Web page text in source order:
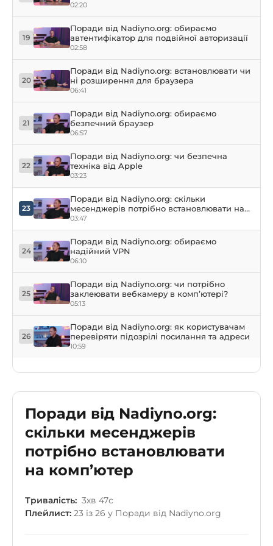
Поради від Nadiyno.org:
скільки месенджерів
потрібно встановлювати
на комп’ютер
Тривалість: 3хв 47с
Плейлист: 23 із 26 у Поради від Nadiyno.org
02:20
19
Поради від Nadiyno.org: обираємо
автентифікатор для подвійної авторизації
02:58
20
Поради від Nadiyno.org: встановлювати чи
ні розширення для браузера
06:41
21
Поради від Nadiyno.org: обираємо
безпечний браузер
06:57
22
Поради від Nadiyno.org: чи безпечна
техніка від Apple
03:23
23
Поради від Nadiyno.org: скільки
месенджерів потрібно встановлювати на
комп’ютер
03:47
24
Поради від Nadiyno.org: обираємо
надійний VPN
06:10
25
Поради від Nadiyno.org: чи потрібно
заклеювати вебкамеру в комп’ютері?
05:13
26
Поради від Nadiyno.org: як користувачам
перевіряти підозрілі посилання та адреси
10:59